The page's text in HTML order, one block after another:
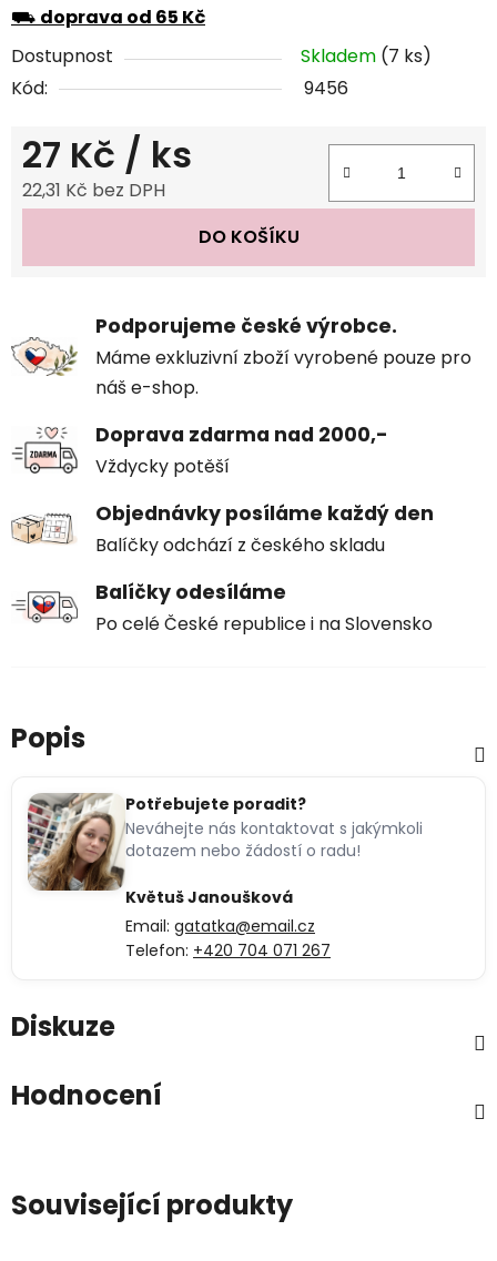
⛟ doprava od 65 Kč
Dostupnost
Skladem (7 ks)
Kód:
9456
27 Kč / ks
22,31 Kč bez DPH
DO KOŠÍKU
Podporujeme české výrobce.
Máme exkluzivní zboží vyrobené pouze pro
náš e-shop.
Doprava zdarma nad 2000,-
Vždycky potěší
Objednávky posíláme každý den
Balíčky odchází z českého skladu
Balíčky odesíláme
Po celé České republice i na Slovensko
Popis
Potřebujete poradit?
Neváhejte nás kontaktovat s jakýmkoli
dotazem nebo žádostí o radu!
Květuš Janoušková
Email: gatatka@email.cz
Telefon: +420 704 071 267
Diskuze
Hodnocení
Související produkty